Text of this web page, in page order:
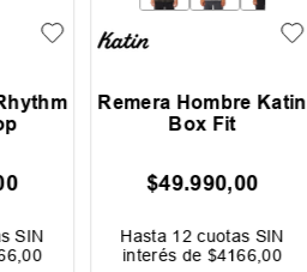
SIN
,00
Remera Hombre Katin
Box Fit
$49.990,00
Hasta 12 cuotas SIN
interés de $4166 ,00